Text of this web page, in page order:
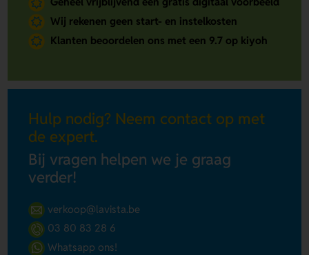
Wij rekenen geen start- en instelkosten
Klanten beoordelen ons met een 9.7 op kiyoh
Hulp nodig? Neem contact op met
de expert.
Bij vragen helpen we je graag
verder!
verkoop@lavista.be
03 80 83 28 6
Whatsapp ons!